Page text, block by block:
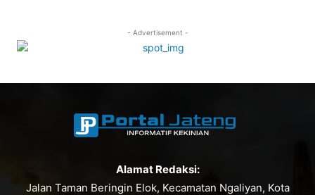
- Advertisement -
Alamat Redaksi:
Jalan Taman Beringin Elok, Kecamatan Ngaliyan, Kota